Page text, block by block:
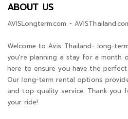
ABOUT US
AVISLongterm.com -
Welcome to Avis Thailand- long-
you're planning a stay for a month
here to ensure you have the
Our long-term rental options
and top-quality service. Thank you
your ride!